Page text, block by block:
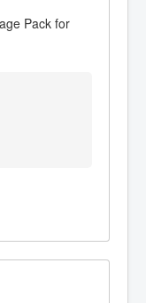
Pack for